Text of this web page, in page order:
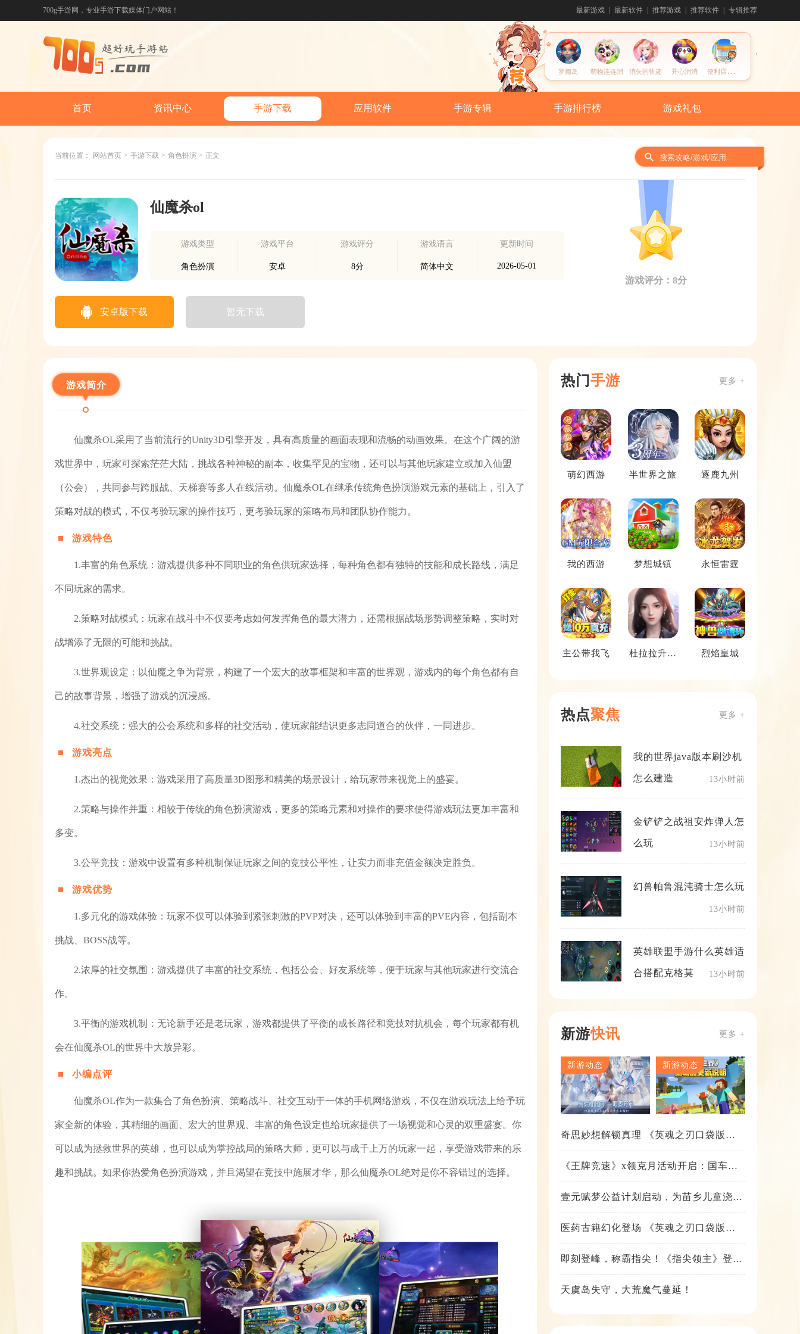
700g手游网，专业手游下载媒体门户网站！ 最新游戏 最新软件 推荐游戏 推荐软件 专辑推荐
罗德岛 萌物连连消 消失的轨迹 开心消消 便
利店开业日记
首页 资讯中心 手游下载 应用软件 手游专辑 手游排行榜 游戏礼包
当前位置： 网站首页 > 手游下载 > 角色扮演 > 正文
仙魔杀ol
游戏类型
角色扮演
游戏平台
安卓
游戏评分
8分
游戏语言
简体中文
更新时间
2026-05-01
游戏评分：8分
安卓版下载 暂无下载
游戏简介
仙魔杀OL采用了当前流行的Unity3D引擎开发，具有高质量的画面表现和流畅的动画效果。在这个广阔的游
戏世界中，玩家可探索茫茫大陆，挑战各种神秘的副本，收集罕见的宝物，还可以与其他玩家建立或加入仙盟
（公会），共同参与跨服战、天梯赛等多人在线活动。仙魔杀OL在继承传统角色扮演游戏元素的基础上，引入了
策略对战的模式，不仅考验玩家的操作技巧，更考验玩家的策略布局和团队协作能力。
游戏特色
1.丰富的角色系统：游戏提供多种不同职业的角色供玩家选择，每种角色都有独特的技能和成长路线，满足
不同玩家的需求。
2.策略对战模式：玩家在战斗中不仅要考虑如何发挥角色的最大潜力，还需根据战场形势调整策略，实时对
战增添了无限的可能和挑战。
3.世界观设定：以仙魔之争为背景，构建了一个宏大的故事框架和丰富的世界观，游戏内的每个角色都有自
己的故事背景，增强了游戏的沉浸感。
4.社交系统：强大的公会系统和多样的社交活动，使玩家能结识更多志同道合的伙伴，一同进步。
游戏亮点
1.杰出的视觉效果：游戏采用了高质量3D图形和精美的场景设计，给玩家带来视觉上的盛宴。
2.策略与操作并重：相较于传统的角色扮演游戏，更多的策略元素和对操作的要求使得游戏玩法更加丰富和
多变。
3.公平竞技：游戏中设置有多种机制保证玩家之间的竞技公平性，让实力而非充值金额决定胜负。
游戏优势
1.多元化的游戏体验：玩家不仅可以体验到紧张刺激的PVP对决，还可以体验到丰富的PVE内容，包括副本
挑战、BOSS战等。
2.浓厚的社交氛围：游戏提供了丰富的社交系统，包括公会、好友系统等，便于玩家与其他玩家进行交流合
作。
3.平衡的游戏机制：无论新手还是老玩家，游戏都提供了平衡的成长路径和竞技对抗机会，每个玩家都有机
会在仙魔杀OL的世界中大放异彩。
小编点评
仙魔杀OL作为一款集合了角色扮演、策略战斗、社交互动于一体的手机网络游戏，不仅在游戏玩法上给予玩
家全新的体验，其精细的画面、宏大的世界观、丰富的角色设定也给玩家提供了一场视觉和心灵的双重盛宴。你
可以成为拯救世界的英雄，也可以成为掌控战局的策略大师，更可以与成千上万的玩家一起，享受游戏带来的乐
趣和挑战。如果你热爱角色扮演游戏，并且渴望在竞技中施展才华，那么仙魔杀OL绝对是你不容错过的选择。
热门手游 更多 +
萌幻西游 半世界之旅 逐鹿九州
我的西游 梦想城镇 永恒雷霆
主公带我飞
杜拉拉升职
烈焰皇城
热点聚焦 更多 +
我的世界java版本刷沙机
怎么建造 13小时前
金铲铲之战祖安炸弹人怎
么玩 13小时前
幻兽帕鲁混沌骑士怎么玩
13小时前
英雄联盟手游什么英雄适
合搭配克格莫 13小时前
新游快讯 更多 +
新游动态 新游动态
奇思妙想解锁真理 《英魂之刃口袋版》
《王牌竞速》x领克月活动开启：国车喜
壹元赋梦公益计划启动，为苗乡儿童浇筑
医药古籍幻化登场 《英魂之刃口袋版》
即刻登峰，称霸指尖！《指尖领主》登峰
天虞岛失守，大荒魔气蔓延！